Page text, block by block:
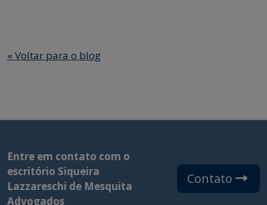
« Voltar para o blog
Entre em contato com o
escritório Siqueira
Lazzareschi de Mesquita
Advogados
Contato